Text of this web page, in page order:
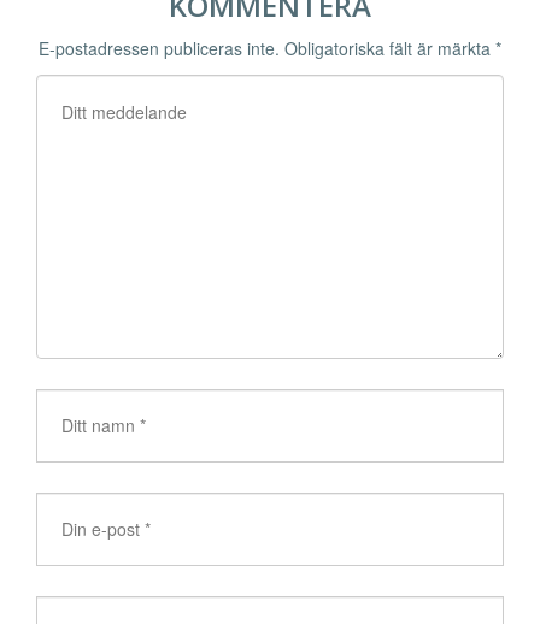
E-postadressen publiceras inte. Obligatoriska fält är märkta *